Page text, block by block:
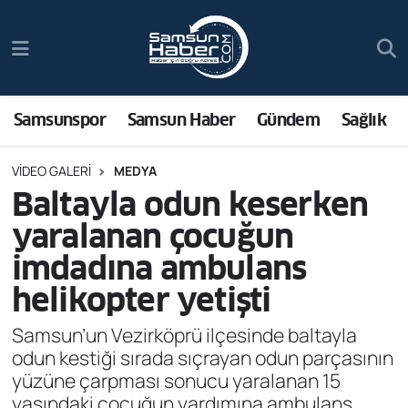
Samsunspor Samsun Haber Gündem Sağlık
VIDEO GALERI MEDYA
Baltayla odun keserken
yaralanan çocuğun
imdadına ambulans
helikopter yetişti
Samsun’un Vezirköprü ilçesinde baltayla
odun kestiği sırada sıçrayan odun parçasının
yüzüne çarpması sonucu yaralanan 15
Samsun Haber
Sağlık
Asayiş
Bilim ve Teknoloji
Bölge
Dünya
Ekonomi
Trafik Durumu
Süper Lig Puan Durumu ve Fikstür
Tüm Manşetler
Son Dakika Haberleri
Haber Arşivi